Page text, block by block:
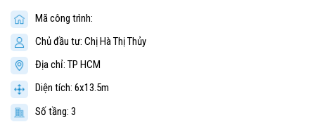
Mã công trình:
Chủ đầu tư: Chị Hà Thị Thủy
Địa chỉ: TP HCM
Diện tích: 6x13.5m
Số tầng: 3